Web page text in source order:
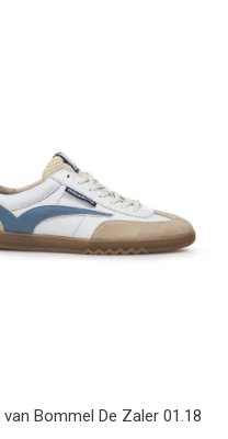
Bommel De Zaler 01.18